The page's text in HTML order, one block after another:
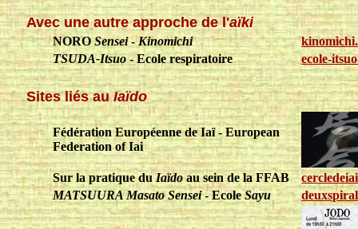
Avec une autre approche de l'aïki
NOROSensei-Kinomichi
TSUDA-Itsuo- Ecole respiratoire ecole-
Sites liés auIaïdo
Fédération Européenne de Iaï - European
Federation of Iai
Sur la pratique du Iaïdoau sein de la FFAB
MATSUURA Masato Sensei- EcoleSayu